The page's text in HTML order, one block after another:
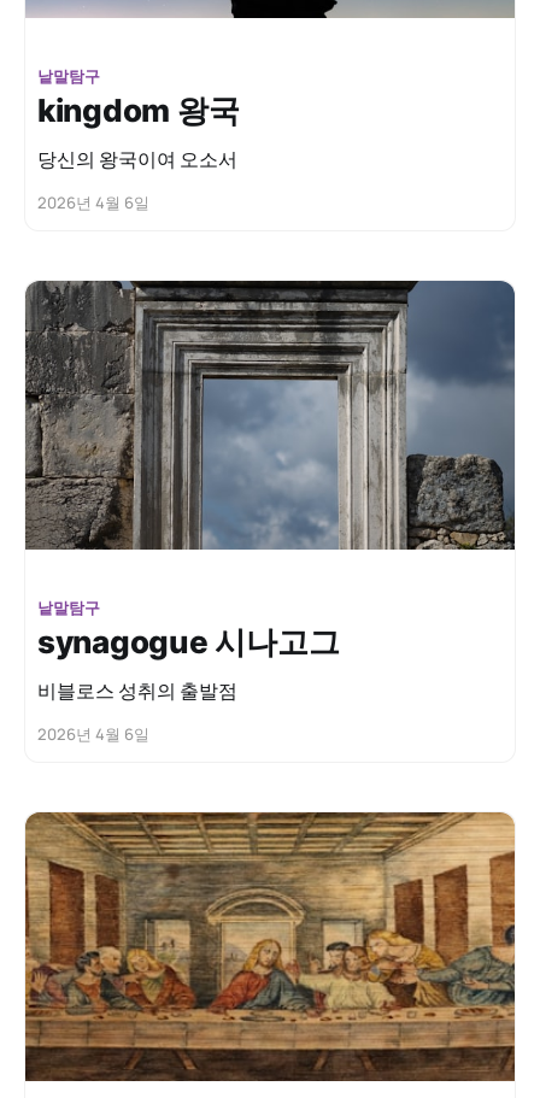
낱말탐구
kingdom 왕국
당신의 왕국이여 오소서
2026년 4월 6일
낱말탐구
synagogue 시나고그
비블로스 성취의 출발점
2026년 4월 6일